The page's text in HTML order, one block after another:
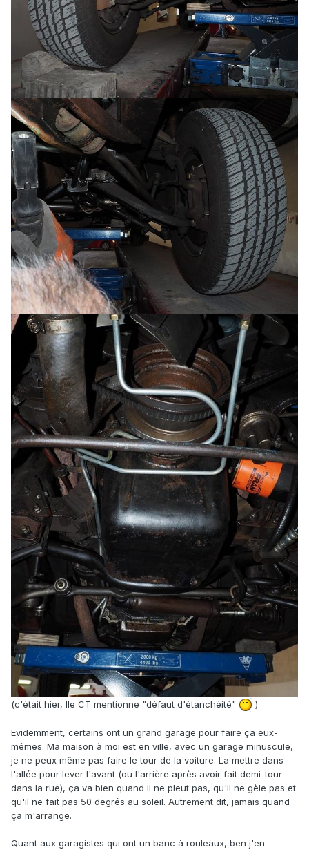
(c'était hier, lle CT mentionne "défaut d'étanchéité" )
Evidemment, certains ont un grand garage pour faire ça eux-
mêmes. Ma maison à moi est en ville, avec un garage minuscule,
je ne peux même pas faire le tour de la voiture. La mettre dans
l'allée pour lever l'avant (ou l'arrière après avoir fait demi-tour
dans la rue), ça va bien quand il ne pleut pas, qu'il ne gèle pas et
qu'il ne fait pas 50 degrés au soleil. Autrement dit, jamais quand
ça m'arrange.
Quant aux garagistes qui ont un banc à rouleaux, ben j'en